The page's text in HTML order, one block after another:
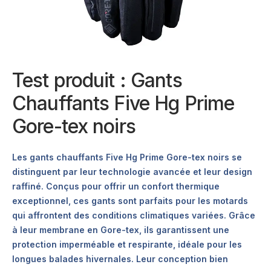
Test produit : Gants
Chauffants Five Hg Prime
Gore-tex noirs
Les gants chauffants Five Hg Prime Gore-tex noirs se
distinguent par leur technologie avancée et leur design
raffiné. Conçus pour offrir un confort thermique
exceptionnel, ces gants sont parfaits pour les motards
qui affrontent des conditions climatiques variées. Grâce
à leur membrane en Gore-tex, ils garantissent une
protection imperméable et respirante, idéale pour les
longues balades hivernales. Leur conception bien